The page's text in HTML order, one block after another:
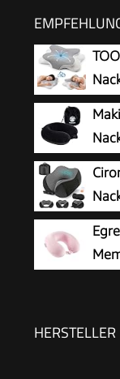
für Seiten,
Zug, Bus
Verstellbares
HERSTELLER